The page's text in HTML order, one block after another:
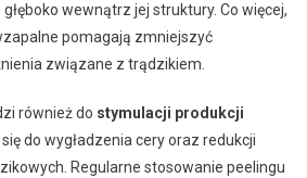
wewnątrz jej struktury. Co więcej,
pomagają zmniejszyć
związane z trądzikiem.
również do stymulacji produkcji
do wygładzenia cery oraz redukcji
Regularne stosowanie peelingu